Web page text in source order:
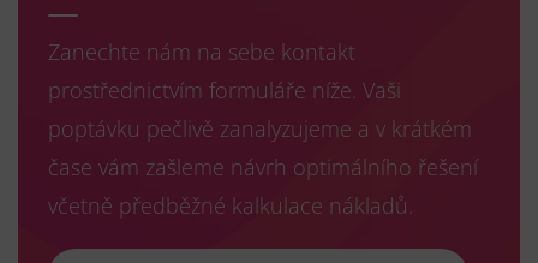
Zanechte nám na sebe kontakt
prostřednictvím formuláře níže. Vaši
poptávku pečlivě zanalyzujeme a v krátkém
čase vám zašleme návrh optimálního řešení
včetně předběžné kalkulace nákladů.